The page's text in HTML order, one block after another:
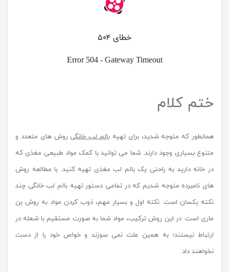
ختم کلام
همانطور که متوجه شدید، برای تهیه بالم لب خانگی روش های متعدد و
متنوع بسیاری وجود دارند. شما می توانید با کمک مواد طبیعی مغذی که
در خانه دارید به راحتی یک بالم لب مغذی تهیه کنید. با مطالعه روش
های نامبرده متوجه شدیم که در تمامی دستور تهیه بالم لب خانگی چند
نکته یکسان است. نکته اول و بسیار مهم، ذوب کردن مواد به روش بن
ماری است. در این روش ترکیب، مواد شما به صورت مستقیم با شعله در
ارتباط نیستند؛ به همین علت نمی سوزند و خواص خود را از دست
نخواهند داد.